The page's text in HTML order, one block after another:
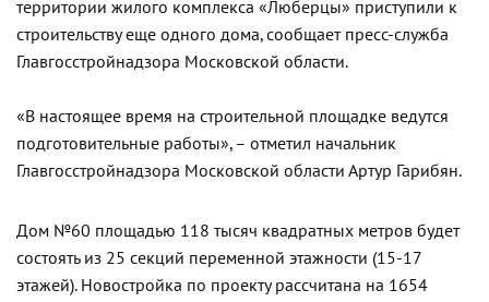
территории жилого комплекса «Люберцы» приступили к
строительству еще одного дома, сообщает пресс-служба
Главгосстройнадзора Московской области.
«В настоящее время на строительной площадке ведутся
подготовительные работы», – отметил начальник
Главгосстройнадзора Московской области Артур Гарибян.
Дом №60 площадью 118 тысяч квадратных метров будет
состоять из 25 секций переменной этажности (15-17
этажей). Новостройка по проекту рассчитана на 1654